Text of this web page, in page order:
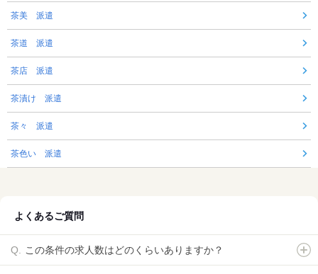
茶美 派遣
茶道 派遣
茶店 派遣
茶漬け 派遣
茶々 派遣
茶色い 派遣
よくあるご質問
この条件の求人数はどのくらいありますか？